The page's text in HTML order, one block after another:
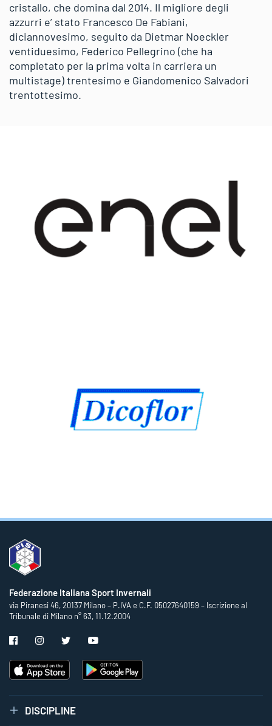
cristallo, che domina dal 2014. Il migliore degli
azzurri e’ stato Francesco De Fabiani,
diciannovesimo, seguito da Dietmar Noeckler
ventiduesimo, Federico Pellegrino (che ha
completato per la prima volta in carriera un
multistage) trentesimo e Giandomenico Salvadori
trentottesimo.
Federazione Italiana Sport Invernali
via Piranesi 46, 20137 Milano – P.IVA e C.F. 05027640159 – Iscrizione al
Tribunale di Milano n° 63, 11.12.2004
DISCIPLINE